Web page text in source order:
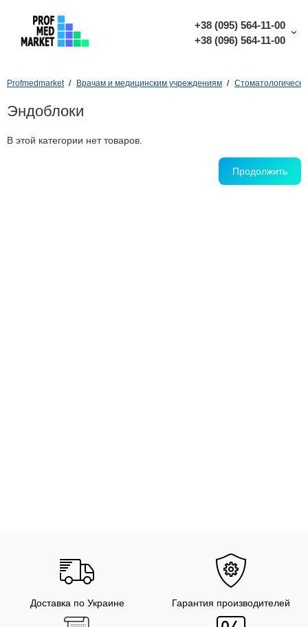
+38 (095) 564-11-00
+38 (096) 564-11-00
Profmedmarket Врачам и медицинским учреждениям
Эндоблоки
В этой категории нет товаров.
Продолжить
Доставка по Украине Гарантия производителей